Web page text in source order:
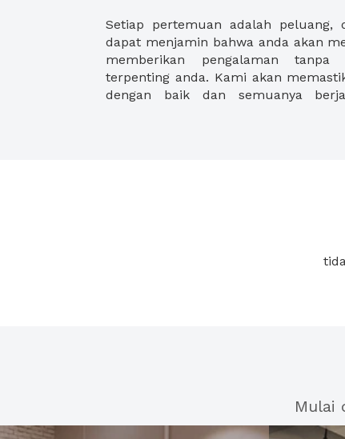
Setiap pertemuan adalah peluang,
dapat menjamin bahwa anda akan
memberikan pengalaman
terpenting anda. Kami akan
dengan baik dan semuanya
memerlukan ruang pertemuan
berkapasitas hingga puluhan orang.
ruang rapat mewah? anda akan
Mulai